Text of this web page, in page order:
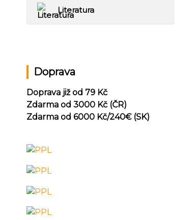
Literatura
Doprava
Doprava již od 79 Kč
Zdarma od 3000 Kč (ČR)
Zdarma od 6000 Kč/240€ (SK)